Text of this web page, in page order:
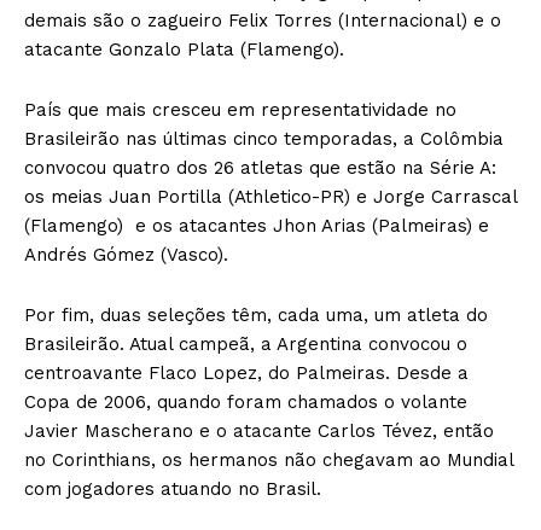
demais são o zagueiro Felix Torres (Internacional) e o
atacante Gonzalo Plata (Flamengo).
País que mais cresceu em representatividade no
Brasileirão nas últimas cinco temporadas, a Colômbia
convocou quatro dos 26 atletas que estão na Série A:
os meias Juan Portilla (Athletico-PR) e Jorge Carrascal
(Flamengo) e os atacantes Jhon Arias (Palmeiras) e
Andrés Gómez (Vasco).
Por fim, duas seleções têm, cada uma, um atleta do
Brasileirão. Atual campeã, a Argentina convocou o
centroavante Flaco Lopez, do Palmeiras. Desde a
Copa de 2006, quando foram chamados o volante
Javier Mascherano e o atacante Carlos Tévez, então
no Corinthians, os hermanos não chegavam ao Mundial
com jogadores atuando no Brasil.